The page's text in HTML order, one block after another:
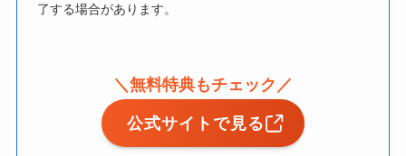
了する場合があります。
＼無料特典もチェック／
公式サイトで見る